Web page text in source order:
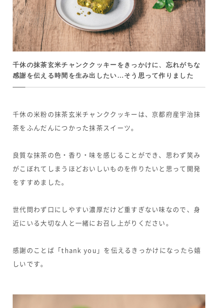
千休の抹茶玄米チャンククッキーをきっかけに、忘れがちな
感謝を伝える時間を生み出したい…そう思って作りました
千休の米粉の抹茶玄米チャンククッキーは、京都府産宇治抹
茶をふんだんにつかった抹茶スイーツ。
良質な抹茶の色・香り・味を感じることができ、思わず笑み
がこぼれてしまうほどおいしいものを作りたいと思って開発
をすすめました。
世代問わず口にしやすい濃厚だけど重すぎない味なので、身
近にいる大切な人と一緒にお召し上がりください。
感謝のことば「thank you」を伝えるきっかけになったら嬉
しいです。